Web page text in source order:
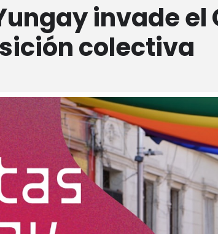
invade el
colectiva